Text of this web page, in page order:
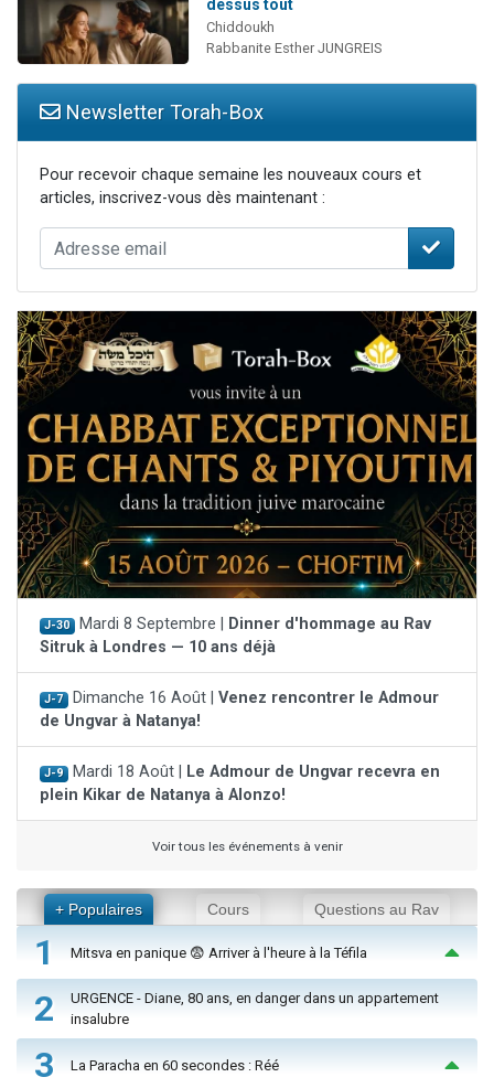
dessus tout
Chiddoukh
Rabbanite Esther JUNGREIS
Newsletter Torah-Box
Pour recevoir chaque semaine les nouveaux cours et
articles, inscrivez-vous dès maintenant :
J-30 Mardi 8 Septembre |
Dinner d'hommage au Rav
Sitruk à Londres — 10 ans déjà
J-7 Dimanche 16 Août | Venez rencontrer le Admour
de Ungvar à Natanya!
J-9 Mardi 18 Août |
Le Admour de Ungvar recevra en
plein Kikar de Natanya à Alonzo!
Voir tous les événements à venir
+ Populaires Cours Questions au Rav
1 Mitsva en panique 😨 Arriver à l'heure à la Téfila
2
URGENCE - Diane, 80 ans, en danger dans un appartement
insalubre
3 La Paracha en 60 secondes : Réé